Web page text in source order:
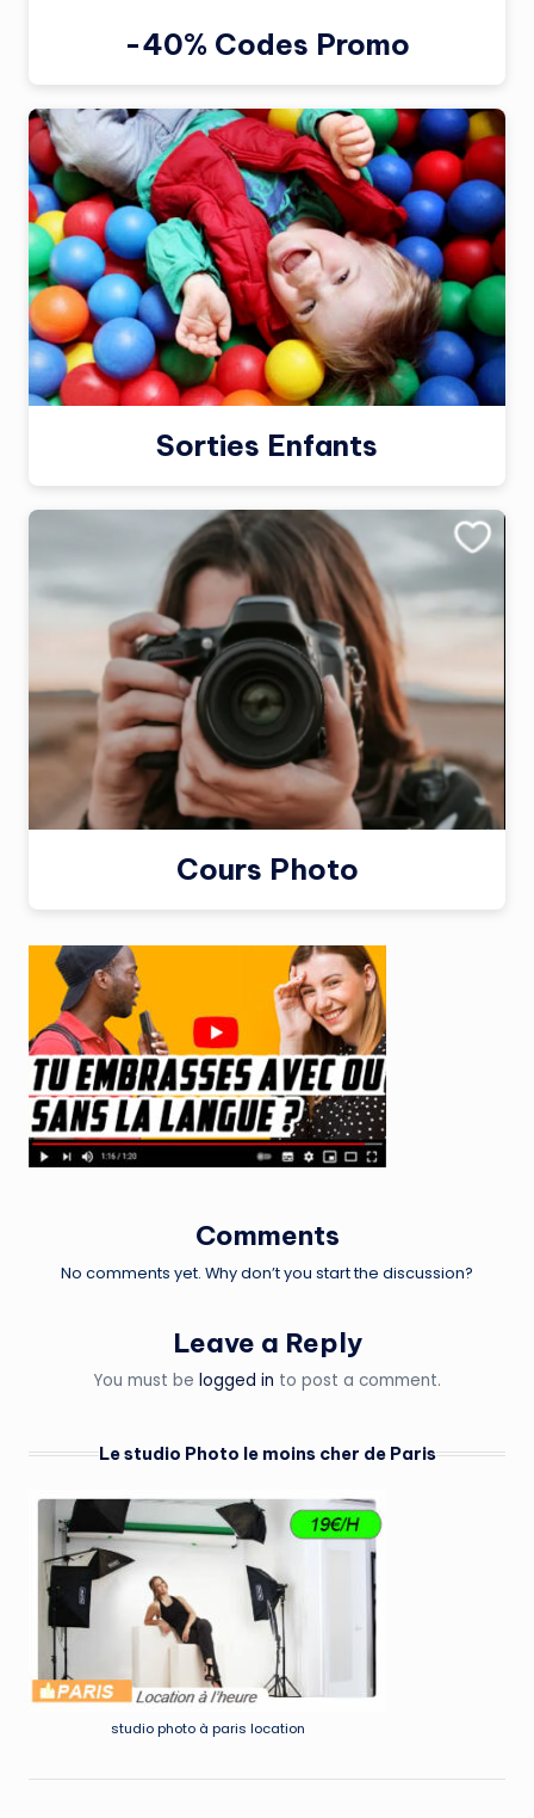
-40% Codes Promo
Sorties Enfants
Cours Photo
Comments
No comments yet. Why don’t you start the discussion?
Leave a Reply
You must be logged in to post a comment.
Le studio Photo le moins cher de Paris
studio photo à paris location